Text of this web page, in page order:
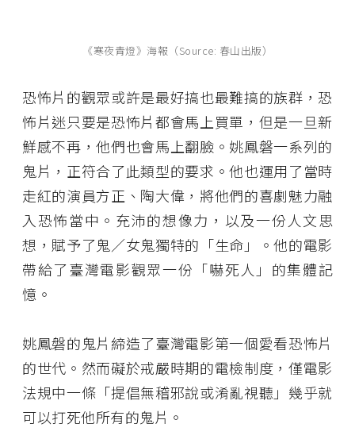
《寒夜青燈》海報（Source: 春山出版）
恐怖片的觀眾或許是最好搞也最難搞的族群，恐
怖片迷只要是恐怖片都會馬上買單，但是一旦新
鮮感不再，他們也會馬上翻臉。姚鳳磐一系列的
鬼片，正符合了此類型的要求。他也運用了當時
走紅的演員方正、陶大偉，將他們的喜劇魅力融
入恐怖當中。充沛的想像力，以及一份人文思
想，賦予了鬼／女鬼獨特的「生命」。他的電影
帶給了臺灣電影觀眾一份「嚇死人」的集體記
憶。
姚鳳磐的鬼片締造了臺灣電影第一個愛看恐怖片
的世代。然而礙於戒嚴時期的電檢制度，僅電影
法規中一條「提倡無稽邪說或淆亂視聽」幾乎就
可以打死他所有的鬼片。